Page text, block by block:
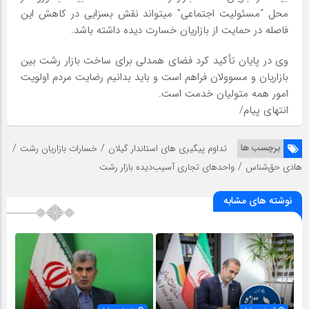
محل “مسئولیت اجتماعی” میتواند نقش بسزایی در کاهش این
فاصله در حمایت از بازاریان خسارت دیده داشته باشد.
وی در پایان تأکید کرد فضای همدلی برای ساخت بازار رشت بین
بازاریان و مسوولان فراهم است و باید بدانیم رضایت مردم اولویت
امور همه متولیان خدمت است.
انتهای پیام/
برچسب ها تداوم پیگیری های استاندار گیلان / خسارات بازاریان رشت /
هادی حق‌شناس / واحد‌های تجاری آسیب‌دیده بازار رشت
نوشته های مشابه